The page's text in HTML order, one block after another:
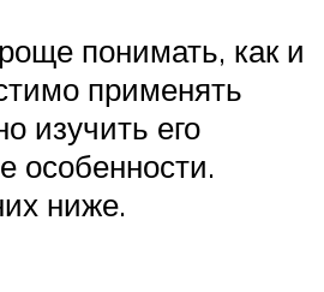
понимать, как и
применять
изучить его
особенности.
ниже.